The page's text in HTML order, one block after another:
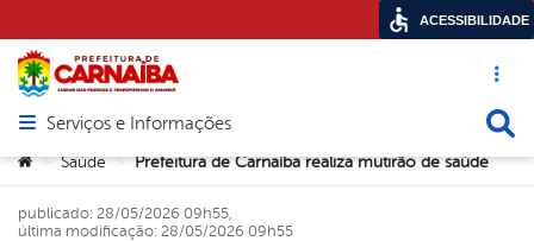
Acesso
Abrir menu principal de navegação
Serviços e Informações
Você está aqui:
> Saúde > Prefeitura de Carnaíba realiza mutirão de saúde
publicado: 28/05/2026 09h55,
última modificação: 28/05/2026 09h55
ACESSIBILIDADE